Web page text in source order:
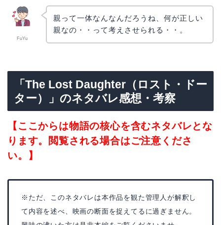
FuYu
親って一体なんなんだろうね、何が正しい
親なの・・って考えさせられる・・。
「The Lost Daughter（ロスト・ドー
ター）」のネタバレ感想・考察
【ここからは物語の核心を含むネタバレとな
ります。閲覧される場合はご注意くださ
い。】
※ただ、このネタバレは本作品を観た管理人が解釈し
て内容を述べ、映画の断面を捉えてるに過ぎません。